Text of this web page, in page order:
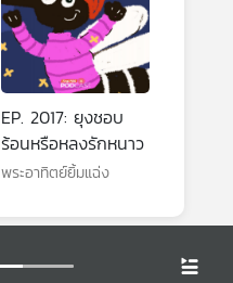
EP. 2017: ยุงชอบ
ร้อนหรือหลงรักหนาว
พระอาทิตย์ยิ้มแฉ่ง